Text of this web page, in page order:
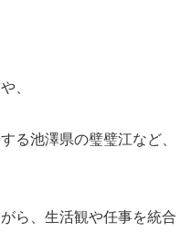
、
る池澤県の璧璧江など、
ら、生活観や任事を統合